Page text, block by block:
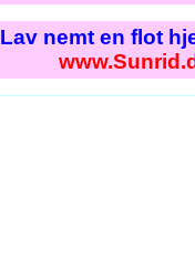
Lav nemt en flot